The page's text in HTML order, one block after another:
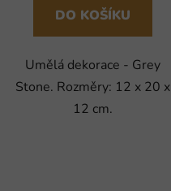
DO KOŠÍKU
Umělá dekorace - Grey
Stone. Rozměry: 12 x 20 x
12 cm.